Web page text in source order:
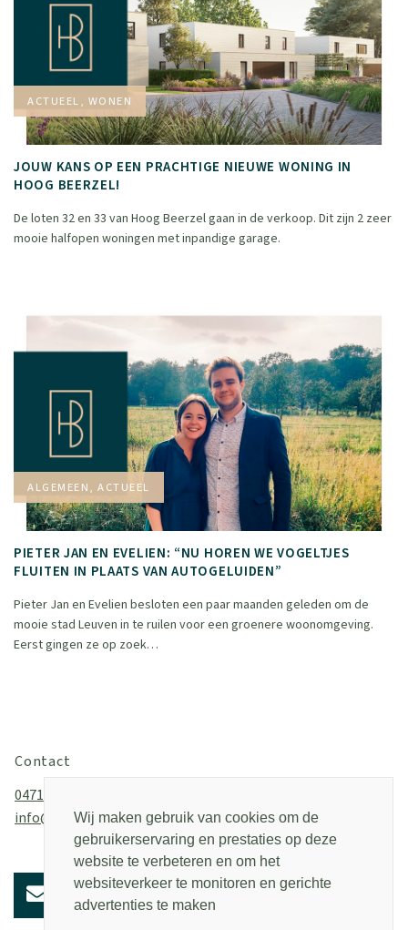
Wij maken gebruik van cookies om de
gebruikerservaring en prestaties op deze
website te verbeteren en om het
websiteverkeer te monitoren en gerichte
advertenties te maken
ACTUEEL, WONEN
JOUW KANS OP EEN PRACHTIGE NIEUWE WONING IN
HOOG BEERZEL!
De loten 32 en 33 van Hoog Beerzel gaan in de verkoop. Dit zijn 2 zeer
mooie halfopen woningen met inpandige garage.
ALGEMEEN, ACTUEEL
PIETER JAN EN EVELIEN: “NU HOREN WE VOGELTJES
FLUITEN IN PLAATS VAN AUTOGELUIDEN”
Pieter Jan en Evelien besloten een paar maanden geleden om de
mooie stad Leuven in te ruilen voor een groenere woonomgeving.
Eerst gingen ze op zoek…
Contact
0471/23 24 25
info@2b2c.be